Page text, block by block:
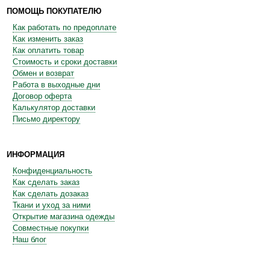
ПОМОЩЬ ПОКУПАТЕЛЮ
Как работать по предоплате
Как изменить заказ
Как оплатить товар
Стоимость и сроки доставки
Обмен и возврат
Работа в выходные дни
Договор оферта
Калькулятор доставки
Письмо директору
ИНФОРМАЦИЯ
Конфиденциальность
Как сделать заказ
Как сделать дозаказ
Ткани и уход за ними
Открытие магазина одежды
Совместные покупки
Наш блог